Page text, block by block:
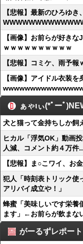
【悲報】最新のひろゆき
【画像】お前らが好き
ｗｗｗｗｗｗｗｗｗｗ
【悲報】コミケ、雨予
【画像】アイドル衣装
ぁゃιぃ(*ﾟーﾟ
犬と猫って金持ちしか飼
ヒカル「浮気OK」動画
人減、コメント約４万件
【悲報】ま○こワイ、お
犯人「時刻表トリック使
アリバイ成立や！」
蜂蜜「美味しいです栄養
ます」←お前らが飲まな
がーるずレポート